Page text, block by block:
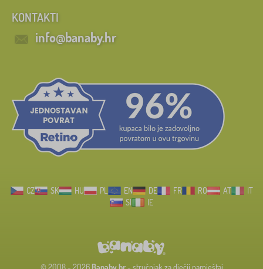
KONTAKTI
info@banaby.hr
CZ SK HU PL EN DE FR RO AT
IT
SI
IE
© 2008 - 2026 Banaby.hr- stručnjak za dječji namještaj